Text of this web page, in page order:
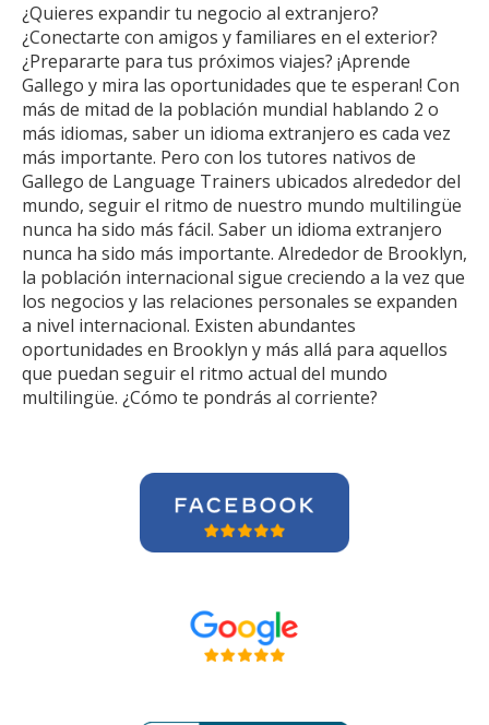
¿Quieres expandir tu negocio al extranjero?
¿Conectarte con amigos y familiares en el exterior?
¿Prepararte para tus próximos viajes? ¡Aprende
Gallego y mira las oportunidades que te esperan! Con
más de mitad de la población mundial hablando 2 o
más idiomas, saber un idioma extranjero es cada vez
más importante. Pero con los tutores nativos de
Gallego de Language Trainers ubicados alrededor del
mundo, seguir el ritmo de nuestro mundo multilingüe
nunca ha sido más fácil. Saber un idioma extranjero
nunca ha sido más importante. Alrededor de Brooklyn,
la población internacional sigue creciendo a la vez que
los negocios y las relaciones personales se expanden
a nivel internacional. Existen abundantes
oportunidades en Brooklyn y más allá para aquellos
que puedan seguir el ritmo actual del mundo
multilingüe. ¿Cómo te pondrás al corriente?